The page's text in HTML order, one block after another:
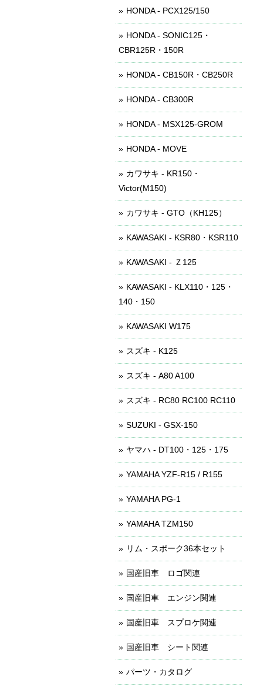
HONDA - PCX125/150
HONDA - SONIC125・
CBR125R・150R
HONDA - CB150R・CB250R
HONDA - CB300R
HONDA - MSX125-GROM
HONDA - MOVE
カワサキ - KR150・
Victor(M150)
カワサキ - GTO（KH125）
KAWASAKI - KSR80・KSR110
KAWASAKI - Ｚ125
KAWASAKI - KLX110・125・
140・150
KAWASAKI W175
スズキ - K125
スズキ - A80 A100
スズキ - RC80 RC100 RC110
SUZUKI - GSX-150
ヤマハ - DT100・125・175
YAMAHA YZF-R15 / R155
YAMAHA PG-1
YAMAHA TZM150
リム・スポーク36本セット
国産旧車 ロゴ関連
国産旧車 エンジン関連
国産旧車 スプロケ関連
国産旧車 シート関連
パーツ・カタログ